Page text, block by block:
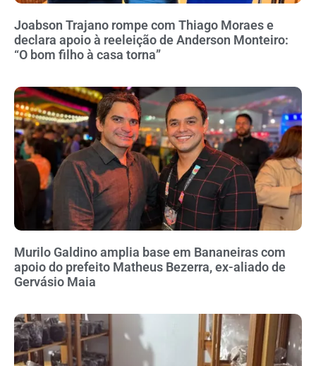
Joabson Trajano rompe com Thiago Moraes e
declara apoio à reeleição de Anderson Monteiro:
“O bom filho à casa torna”
Murilo Galdino amplia base em Bananeiras com
apoio do prefeito Matheus Bezerra, ex-aliado de
Gervásio Maia